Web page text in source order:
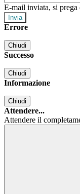
E-mail inviata, si prega
Errore
Chiudi
Successo
Chiudi
Informazione
Chiudi
Attendere...
Attendere il